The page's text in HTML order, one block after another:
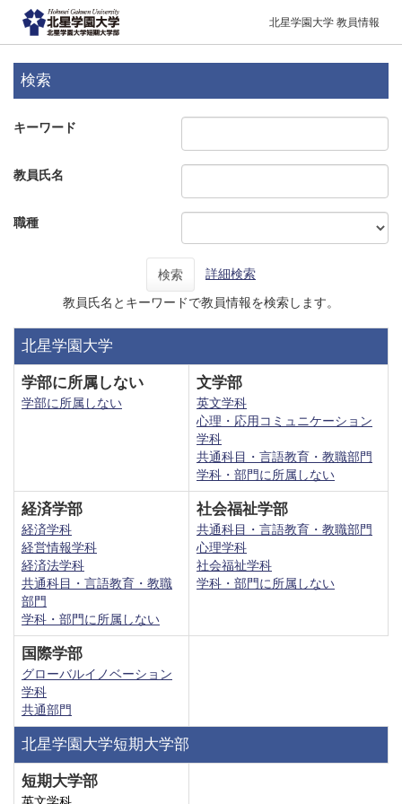
北星学園大学 教員情報
検索
キーワード
教員氏名
職種
検索 詳細検索
教員氏名とキーワードで教員情報を検索します。
北星学園大学
学部に所属しない
学部に所属しない
文学部
英文学科
心理・応用コミュニケーション
学科
共通科目・言語教育・教職部門
学科・部門に所属しない
経済学部
経済学科
経営情報学科
経済法学科
共通科目・言語教育・教職
部門
学科・部門に所属しない
社会福祉学部
共通科目・言語教育・教職部門
心理学科
社会福祉学科
学科・部門に所属しない
国際学部
グローバルイノベーション
学科
共通部門
北星学園大学短期大学部
短期大学部